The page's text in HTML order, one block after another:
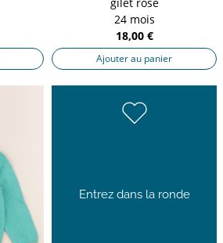
24 mois
18,00 €
Ajouter au panier
Entrez dans la ronde